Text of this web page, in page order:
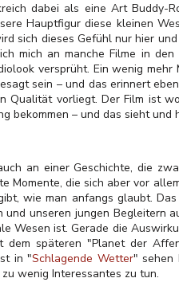
dabei als eine Art Buddy-
Hauptfigur diese kleinen
sich dieses Gefühl nur hier
mich an manche Filme in
versprüht. Ein wenig
sein – und das erinnert
Qualität vorliegt. Der Film ist
– und das sieht und
an einer Geschichte, die
die sich aber vor
wie man anfangs glaubt.
unseren jungen Begleitern
Wesen ist. Gerade die
späteren "Planet der
in "Schlagende Wetter" sehen
wenig Interessantes zu tun.